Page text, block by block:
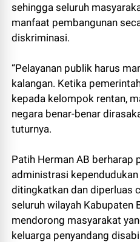
sehingga seluruh
manfaat pembangunan
diskriminasi.
“Pelayanan publik harus
kalangan. Ketika
kepada kelompok rentan,
negara benar-benar
tuturnya.
Patih Herman AB berharap
administrasi
ditingkatkan dan diperluas
seluruh wilayah Kabupaten
mendorong masyarakat
keluarga penyandang